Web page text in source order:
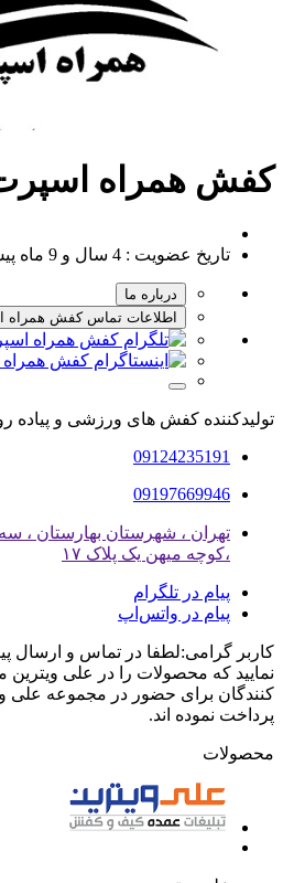
کفش همراه
تاریخ عضویت : 4 سال و 9 ماه پیش
درباره ما
اطلاعات تماس کفش همراه
تولیدکننده کفش های ورزشی و پیاده
09124235191
09197669946
،کوچه میهن یک پلاک ۱۷
پیام در تلگرام
پیام در واتس‌اپ
کاربر گرامی:لطفا در تماس و ارسال
نمایید که محصولات را در علی ویترین
کنندگان برای حضور در مجموعه علی
پرداخت نموده اند.
محصولات